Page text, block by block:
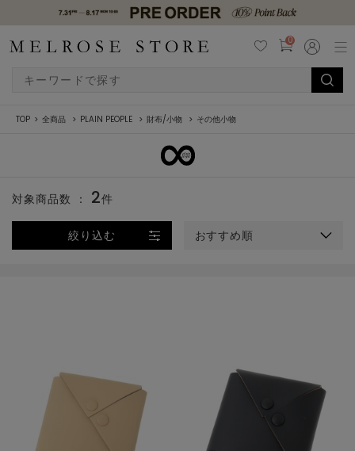
0
TOP 全商品 PLAIN PEOPLE 財布/小物 その他小物
絞り込む おすすめ順
対象商品数 ： 2件